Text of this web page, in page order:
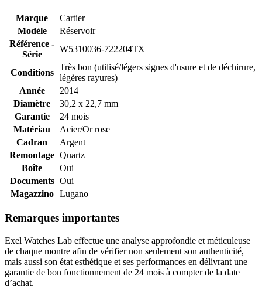
Marque
Cartier
Modèle
Réservoir
Référence -
Série
W5310036-722204TX
Conditions
Très bon (utilisé/légers signes d'usure et de déchirure,
légères rayures)
Année
2014
Diamètre
30,2 x 22,7 mm
Garantie
24 mois
Matériau
Acier/Or rose
Cadran
Argent
Remontage Quartz
Boîte
Oui
Documents Oui
Magazzino
Lugano
Remarques importantes
Exel Watches Lab effectue une analyse approfondie et méticuleuse
de chaque montre afin de vérifier non seulement son authenticité,
mais aussi son état esthétique et ses performances en délivrant une
garantie de bon fonctionnement de 24 mois à compter de la date
d’achat.